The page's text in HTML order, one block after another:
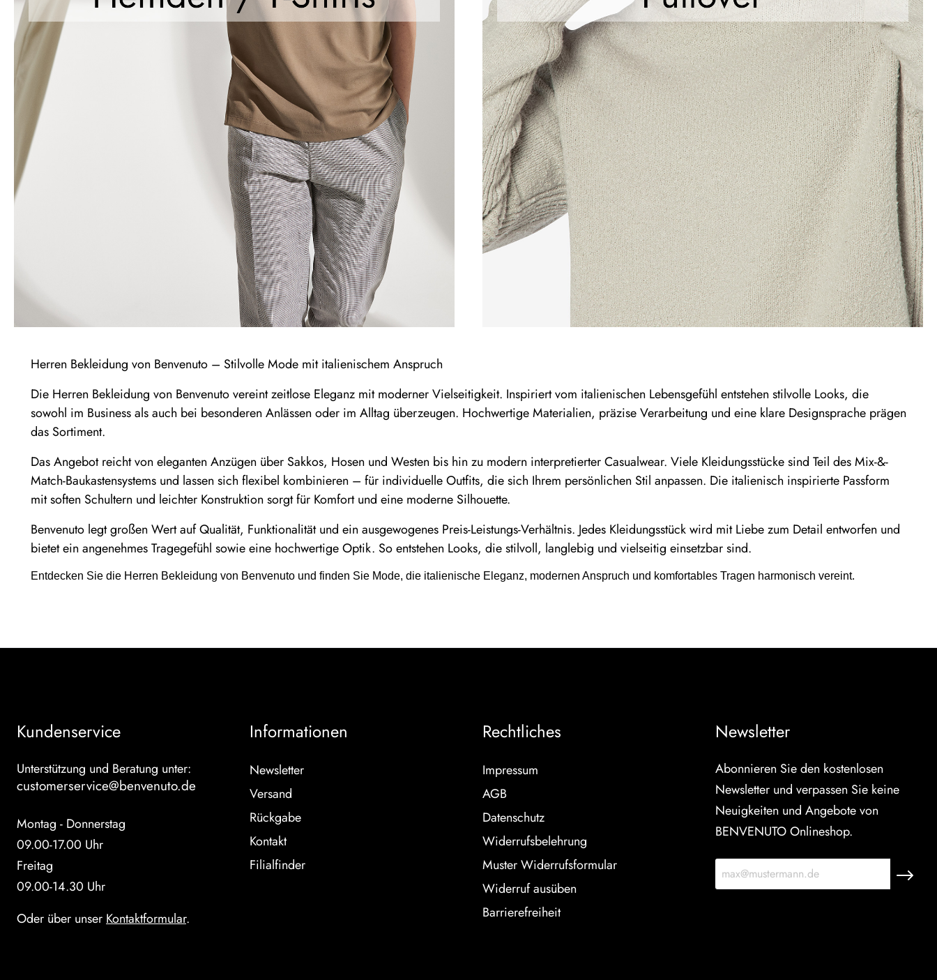
Herren Bekleidung von Benvenuto – Stilvolle Mode mit italienischem Anspruch
Die Herren Bekleidung von Benvenuto vereint zeitlose Eleganz mit moderner Vielseitigkeit. Inspiriert vom italienischen Lebensgefühl entstehen stilvolle Looks, die
sowohl im Business als auch bei besonderen Anlässen oder im Alltag überzeugen. Hochwertige Materialien, präzise Verarbeitung und eine klare Designsprache prägen
das Sortiment.
Das Angebot reicht von eleganten Anzügen über Sakkos, Hosen und Westen bis hin zu modern interpretierter Casualwear. Viele Kleidungsstücke sind Teil des Mix-&-
Match-Baukastensystems und lassen sich flexibel kombinieren – für individuelle Outfits, die sich Ihrem persönlichen Stil anpassen. Die italienisch inspirierte Passform
mit soften Schultern und leichter Konstruktion sorgt für Komfort und eine moderne Silhouette.
Benvenuto legt großen Wert auf Qualität, Funktionalität und ein ausgewogenes Preis-Leistungs-Verhältnis. Jedes Kleidungsstück wird mit Liebe zum Detail entworfen und
bietet ein angenehmes Tragegefühl sowie eine hochwertige Optik. So entstehen Looks, die stilvoll, langlebig und vielseitig einsetzbar sind.
Entdecken Sie die Herren Bekleidung von Benvenuto und finden Sie Mode, die italienische Eleganz, modernen Anspruch und komfortables Tragen harmonisch vereint.
Kundenservice
Unterstützung und Beratung unter:
customerservice@benvenuto.de
Montag - Donnerstag
09.00-17.00 Uhr
Freitag
09.00-14.30 Uhr
Oder über unser Kontaktformular.
Informationen
Newsletter
Versand
Rückgabe
Kontakt
Filialfinder
Rechtliches
Impressum
AGB
Datenschutz
Widerrufsbelehrung
Muster Widerrufsformular
Widerruf ausüben
Barrierefreiheit
Newsletter
Abonnieren Sie den kostenlosen
Newsletter und verpassen Sie keine
Neuigkeiten und Angebote von
BENVENUTO Onlineshop.